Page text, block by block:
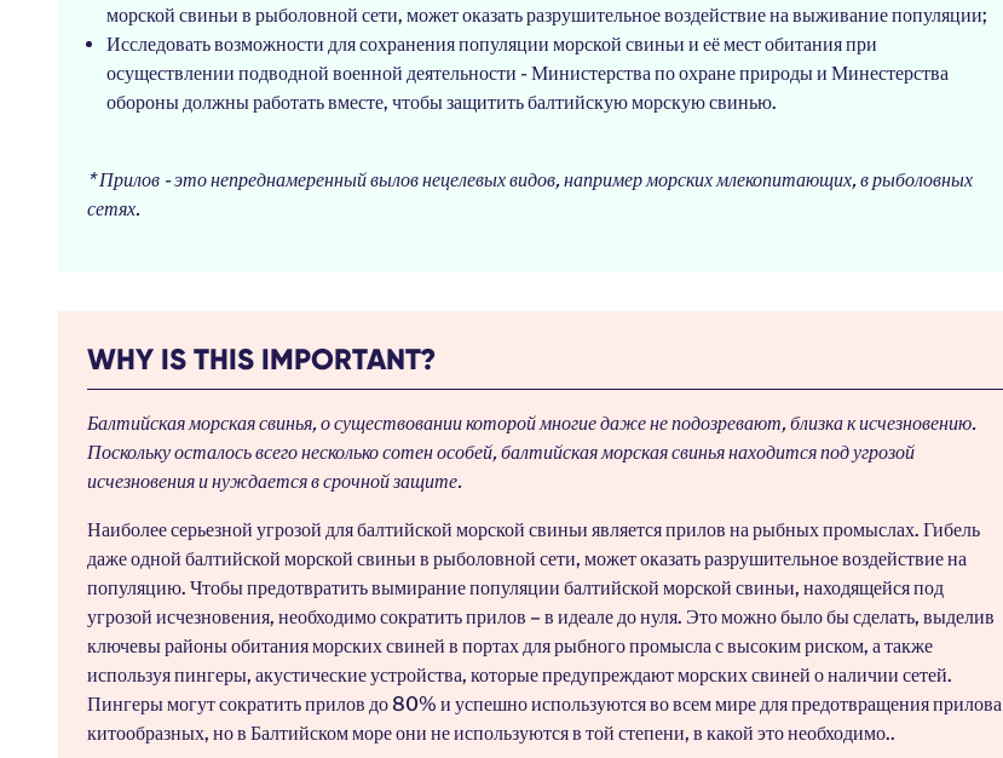
морской свиньи в рыболовной сети, может оказать разрушительное воздействие на выживание популяции;
Исследовать возможности для сохранения популяции морской свиньи и её мест обитания при
осуществлении подводной военной деятельности - Министерства по охране природы и Минестерства
обороны должны работать вместе, чтобы защитить балтийскую морскую свинью.
* Прилов - это непреднамеренный вылов нецелевых видов, например морских млекопитающих, в рыболовных
сетях.
WHY IS THIS IMPORTANT?
Балтийская морская свинья, о существовании которой многие даже не подозревают, близка к исчезновению.
Поскольку осталось всего несколько сотен особей, балтийская морская свинья находится под угрозой
исчезновения и нуждается в срочной защите.
Наиболее серьезной угрозой для балтийской морской свиньи является прилов на рыбных промыслах. Гибель
даже одной балтийской морской свиньи в рыболовной сети, может оказать разрушительное воздействие на
популяцию. Чтобы предотвратить вымирание популяции балтийской морской свиньи, находящейся под
угрозой исчезновения, необходимо сократить прилов – в идеале до нуля. Это можно было бы сделать, выделив
ключевы районы обитания морских свиней в портах для рыбного промысла с высоким риском, а также
используя пингеры, акустические устройства, которые предупреждают морских свиней о наличии сетей.
Пингеры могут сократить прилов до 80% и успешно используются во всем мире для предотвращения прилова
китообразных, но в Балтийском море они не используются в той степени, в какой это необходимо..